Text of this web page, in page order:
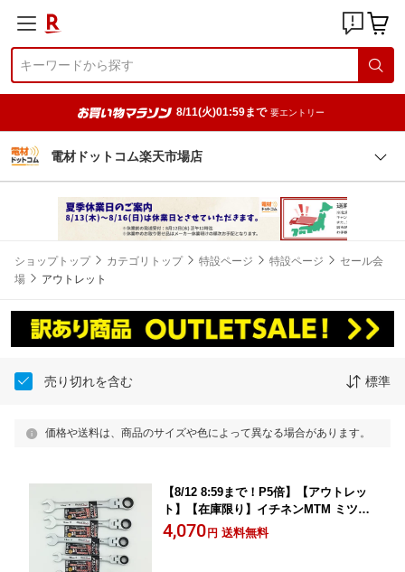
8/11(火)01:59まで 要エントリー
電材ドットコム楽天市場店
ショップトップ カテゴリトップ 特設ページ 特設ページ
セール会
場
アウトレット
売り切れを含む 標準
価格や送料は、商品のサイズや色によって異なる場合があります。
【8/12 8:59まで！P5倍】【アウトレッ
ト】【在庫限り】イチネンMTM ミツト
モ フレキシブルメカレンチ 首振りコン
ビ 100ギア 5本セット【MWF-8/MWF-1
4,070 円 送料無料